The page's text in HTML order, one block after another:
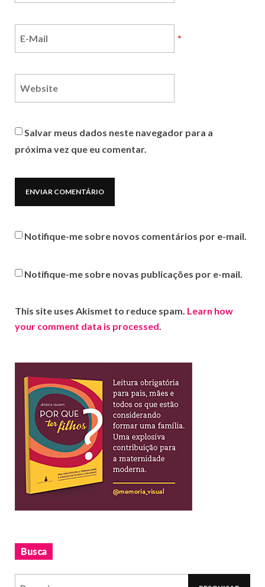
*
Salvar meus dados neste navegador para a
próxima vez que eu comentar.
Notifique-me sobre novos comentários por e-mail.
Notifique-me sobre novas publicações por e-mail.
This site uses Akismet to reduce spam. Learn how
your comment data is processed.
Busca